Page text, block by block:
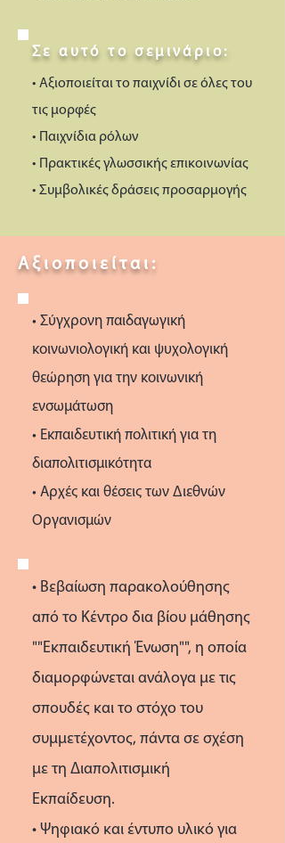
Σε αυτό το σεμινάριο:
• Αξιοποιείται το παιχνίδι σε όλες του
τις μορφές
• Παιχνίδια ρόλων
• Πρακτικές γλωσσικής επικοινωνίας
• Συμβολικές δράσεις προσαρμογής
Αξιοποιείται:
• Σύγχρονη παιδαγωγική
κοινωνιολογική και ψυχολογική
θεώρηση για την κοινωνική
ενσωμάτωση
• Εκπαιδευτική πολιτική για τη
διαπολιτισμικότητα
• Αρχές και θέσεις των Διεθνών
Οργανισμών
• Βεβαίωση παρακολούθησης
από το Κέντρο δια βίου μάθησης
""Εκπαιδευτική Ένωση"", η οποία
διαμορφώνεται ανάλογα με τις
σπουδές και το στόχο του
συμμετέχοντος, πάντα σε σχέση
με τη Διαπολιτισμική
Εκπαίδευση.
• Ψηφιακό και έντυπο υλικό για